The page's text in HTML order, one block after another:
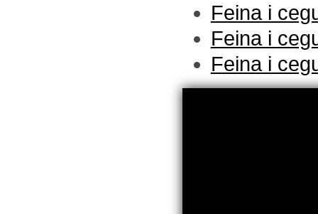
Feina i
Feina i
Feina i